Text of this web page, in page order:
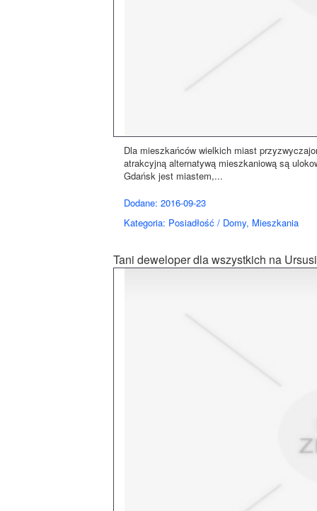
Dla mieszkańców wielkich miast
atrakcyjną alternatywą mieszkaniową są
Gdańsk jest miastem,...
Dodane: 2016-09-23
Kategoria: Posiadłość / Domy, Mieszkania
Tani deweloper dla wszystkich na